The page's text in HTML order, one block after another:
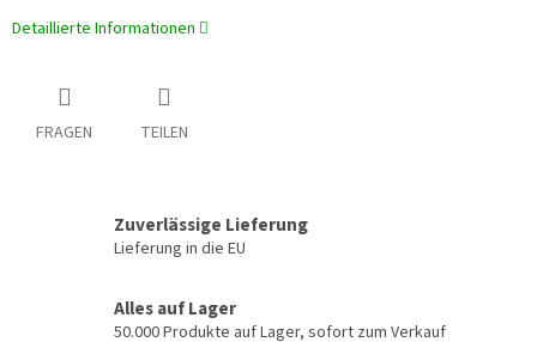
Detaillierte Informationen
FRAGEN TEILEN
Zuverlässige Lieferung
Lieferung in die EU
Alles auf Lager
50.000 Produkte auf Lager, sofort zum Verkauf